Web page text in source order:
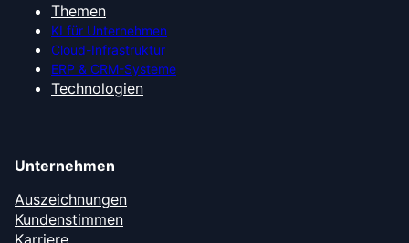
Themen
KI für Unternehmen
Cloud-Infrastruktur
ERP & CRM-Systeme
Technologien
Unternehmen
Auszeichnungen
Kundenstimmen